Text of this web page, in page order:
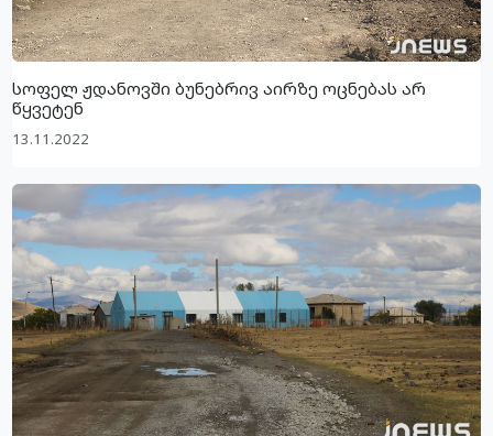
სოფელ ჟდანოვში ბუნებრივ აირზე ოცნებას არ
წყვეტენ
13.11.2022